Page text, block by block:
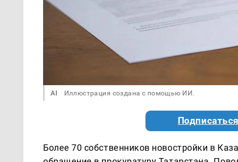
AI Иллюстрация создана с помощью ИИ.
Более 70 собственников новостройки в